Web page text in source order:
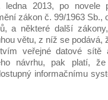
2013, po novele
zákon č. 99/1963 Sb.,
a některé další
větu, z níž se podává,
veřejné datové sítě
návrhu, pak platí,
informačnímu